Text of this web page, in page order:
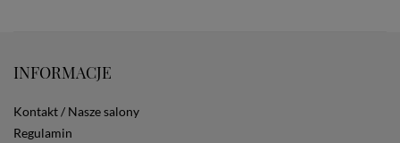
zawartości naszej strony
Na stronie Sklepu są wykorzystywane pliki cookies.
Stosowane są one w celach zapewnienia maksymalnej
INFORMACJE
Kontakt / Nasze salony
Regulamin